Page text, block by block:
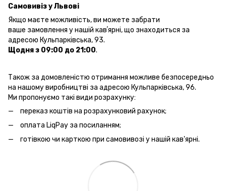
Самовивіз у Львові
Якщо маєте можливість, ви можете забрати
ваше замовлення у нашій кавʼярні, що знаходиться за
адресою Кульпарківська, 93.
Щодня з 09:00 до 21:00.
Також за домовленістю отримання можливе безпосередньо
на нашому виробництві за адресою Кульпарківська, 96.
Ми пропонуємо такі види розрахунку:
переказ коштів на розрахунковий рахунок;
оплата LiqPay за посиланням;
готівкою чи карткою при самовивозі у нашій кав'ярні.